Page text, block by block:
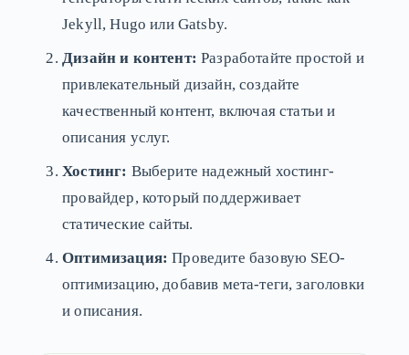
Jekyll, Hugo или Gatsby.
Дизайн и контент: Разработайте простой и
привлекательный дизайн, создайте
качественный контент, включая статьи и
описания услуг.
Хостинг: Выберите надежный хостинг-
провайдер, который поддерживает
статические сайты.
Оптимизация: Проведите базовую SEO-
оптимизацию, добавив мета-теги, заголовки
и описания.